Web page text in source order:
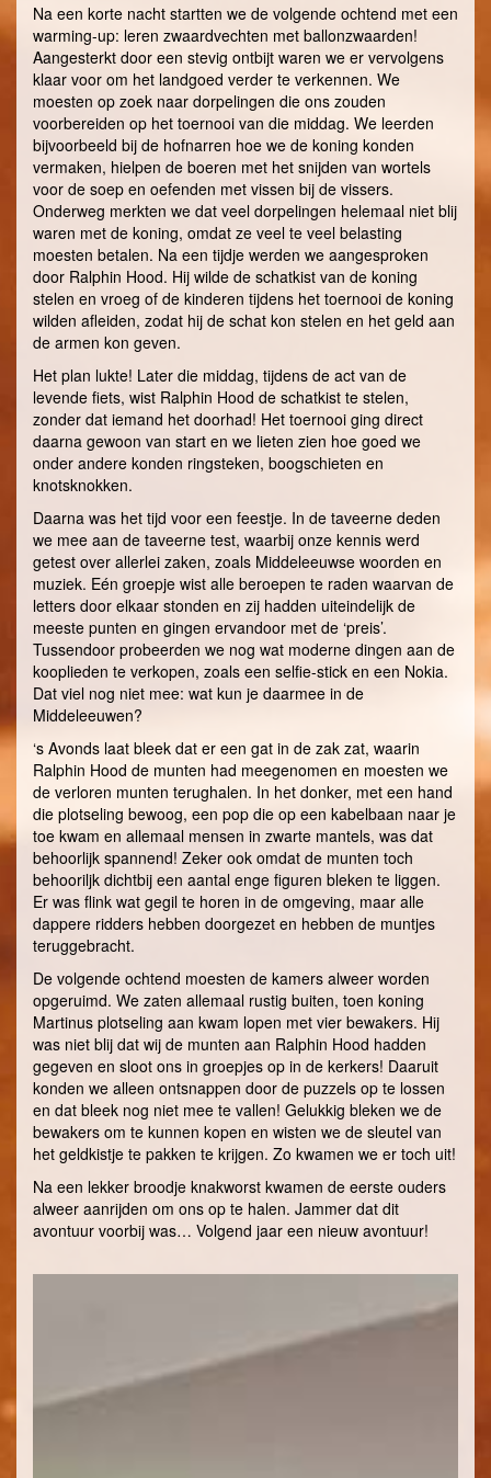
Na een korte nacht startten we de volgende ochtend met een
warming-up: leren zwaardvechten met ballonzwaarden!
Aangesterkt door een stevig ontbijt waren we er vervolgens
klaar voor om het landgoed verder te verkennen. We
moesten op zoek naar dorpelingen die ons zouden
voorbereiden op het toernooi van die middag. We leerden
bijvoorbeeld bij de hofnarren hoe we de koning konden
vermaken, hielpen de boeren met het snijden van wortels
voor de soep en oefenden met vissen bij de vissers.
Onderweg merkten we dat veel dorpelingen helemaal niet blij
waren met de koning, omdat ze veel te veel belasting
moesten betalen. Na een tijdje werden we aangesproken
door Ralphin Hood. Hij wilde de schatkist van de koning
stelen en vroeg of de kinderen tijdens het toernooi de koning
wilden afleiden, zodat hij de schat kon stelen en het geld aan
de armen kon geven.
Het plan lukte! Later die middag, tijdens de act van de
levende fiets, wist Ralphin Hood de schatkist te stelen,
zonder dat iemand het doorhad! Het toernooi ging direct
daarna gewoon van start en we lieten zien hoe goed we
onder andere konden ringsteken, boogschieten en
knotsknokken.
Daarna was het tijd voor een feestje. In de taveerne deden
we mee aan de taveerne test, waarbij onze kennis werd
getest over allerlei zaken, zoals Middeleeuwse woorden en
muziek. Eén groepje wist alle beroepen te raden waarvan de
letters door elkaar stonden en zij hadden uiteindelijk de
meeste punten en gingen ervandoor met de ‘preis’.
Tussendoor probeerden we nog wat moderne dingen aan de
kooplieden te verkopen, zoals een selfie-stick en een Nokia.
Dat viel nog niet mee: wat kun je daarmee in de
Middeleeuwen?
‘s Avonds laat bleek dat er een gat in de zak zat, waarin
Ralphin Hood de munten had meegenomen en moesten we
de verloren munten terughalen. In het donker, met een hand
die plotseling bewoog, een pop die op een kabelbaan naar je
toe kwam en allemaal mensen in zwarte mantels, was dat
behoorlijk spannend! Zeker ook omdat de munten toch
behooriljk dichtbij een aantal enge figuren bleken te liggen.
Er was flink wat gegil te horen in de omgeving, maar alle
dappere ridders hebben doorgezet en hebben de muntjes
teruggebracht.
De volgende ochtend moesten de kamers alweer worden
opgeruimd. We zaten allemaal rustig buiten, toen koning
Martinus plotseling aan kwam lopen met vier bewakers. Hij
was niet blij dat wij de munten aan Ralphin Hood hadden
gegeven en sloot ons in groepjes op in de kerkers! Daaruit
konden we alleen ontsnappen door de puzzels op te lossen
en dat bleek nog niet mee te vallen! Gelukkig bleken we de
bewakers om te kunnen kopen en wisten we de sleutel van
het geldkistje te pakken te krijgen. Zo kwamen we er toch uit!
Na een lekker broodje knakworst kwamen de eerste ouders
alweer aanrijden om ons op te halen. Jammer dat dit
avontuur voorbij was… Volgend jaar een nieuw avontuur!